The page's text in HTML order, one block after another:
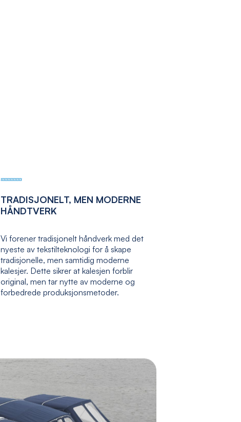
TRADISJONELT, MEN MODERNE
HÅNDTVERK
Vi forener tradisjonelt håndverk med det
nyeste av tekstilteknologi for å skape
tradisjonelle, men samtidig moderne
kalesjer. Dette sikrer at kalesjen forblir
original, men tar nytte av moderne og
forbedrede produksjonsmetoder.